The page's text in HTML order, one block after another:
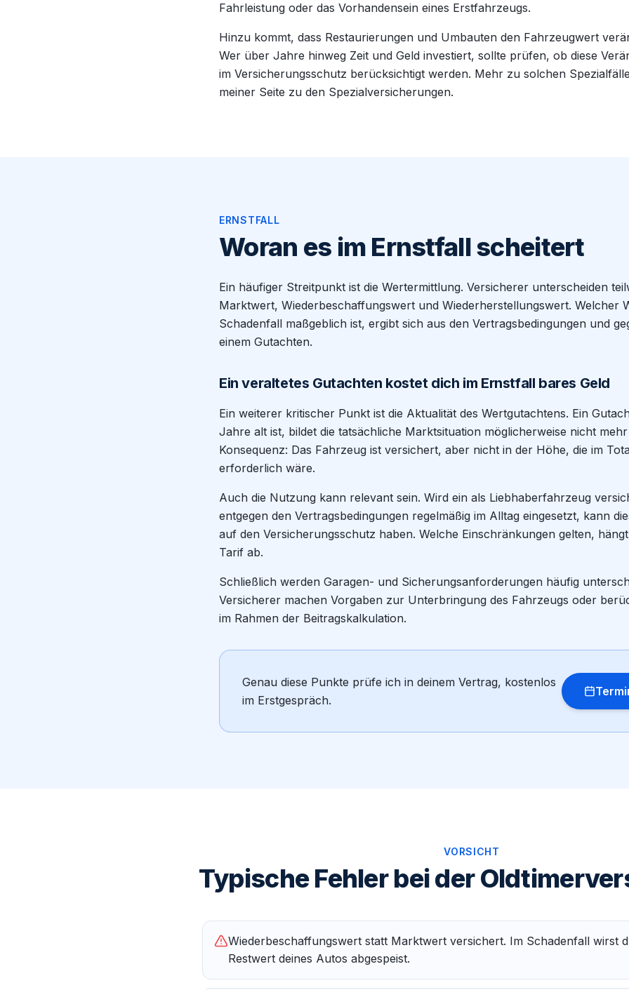
Fahrleistung oder das Vorhandensein eines Erstfahrzeugs.
Hinzu kommt, dass Restaurierungen und Umbauten den Fahrzeugwert
Wer über Jahre hinweg Zeit und Geld investiert, sollte prüfen, ob diese
im Versicherungsschutz berücksichtigt werden. Mehr zu solchen
meiner Seite zu den Spezialversicherungen.
ERNSTFALL
Woran es im Ernstfall scheitert
Ein häufiger Streitpunkt ist die Wertermittlung. Versicherer unterscheiden
Marktwert, Wiederbeschaffungswert und Wiederherstellungswert. Welcher
Schadenfall maßgeblich ist, ergibt sich aus den Vertragsbedingungen und
einem Gutachten.
Ein veraltetes Gutachten kostet dich im Ernstfall bares Geld
Ein weiterer kritischer Punkt ist die Aktualität des Wertgutachtens. Ein
Jahre alt ist, bildet die tatsächliche Marktsituation möglicherweise nicht
Konsequenz: Das Fahrzeug ist versichert, aber nicht in der Höhe, die im
erforderlich wäre.
Auch die Nutzung kann relevant sein. Wird ein als Liebhaberfahrzeug
entgegen den Vertragsbedingungen regelmäßig im Alltag eingesetzt, kann
auf den Versicherungsschutz haben. Welche Einschränkungen gelten,
Tarif ab.
Schließlich werden Garagen- und Sicherungsanforderungen häufig
Versicherer machen Vorgaben zur Unterbringung des Fahrzeugs oder
im Rahmen der Beitragskalkulation.
Genau diese Punkte prüfe ich in deinem Vertrag, kostenlos
im Erstgespräch.
VORSICHT
Typische Fehler bei der
Wiederbeschaffungswert statt Marktwert versichert. Im Schadenfall wirst
Restwert deines Autos abgespeist.